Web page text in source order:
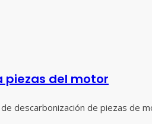
piezas del motor
descarbonización de piezas de